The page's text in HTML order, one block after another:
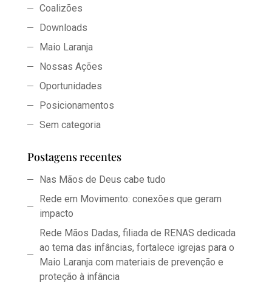
Coalizões
Downloads
Maio Laranja
Nossas Ações
Oportunidades
Posicionamentos
Sem categoria
Postagens recentes
Nas Mãos de Deus cabe tudo
Rede em Movimento: conexões que geram
impacto
Rede Mãos Dadas, filiada de RENAS dedicada
ao tema das infâncias, fortalece igrejas para o
Maio Laranja com materiais de prevenção e
proteção à infância